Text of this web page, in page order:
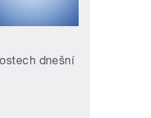
dnešní